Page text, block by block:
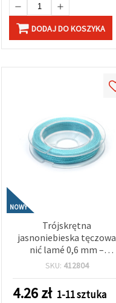
DODAJ DO KOSZYKA
NOWY
Trójskrętna
jasnoniebieska tęczowa
nić lamé 0,6 mm –
elegancki metaliczny
rękodzieła, ok. 10 m rolka
SKU: 412804
4.26zł 1-11 sztuka